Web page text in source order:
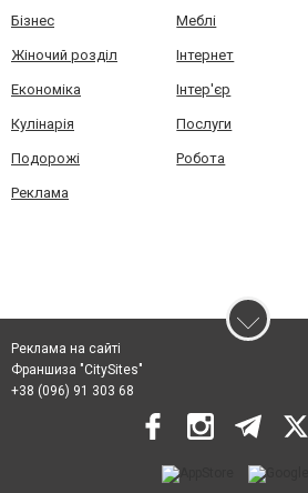
Бізнес Меблі
Жіночий розділ Інтернет
Економіка Інтер'єр
Кулінарія Послуги
Подорожі Робота
Реклама
Реклама на сайті
Франшиза "CitySites"
+38 (096) 91 303 68